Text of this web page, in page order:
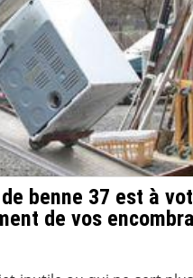
benne 37 est à
de vos